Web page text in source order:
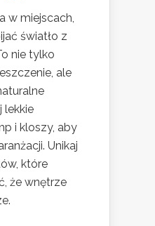
w miejscach,
światło z
nie tylko
ale
lekkie
i kloszy, aby
Unikaj
które
że wnętrze